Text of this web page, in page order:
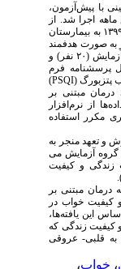
با پیش‌­آزمون،
اجرا شد. از
میان بیماران قلبی- عروقی که در سال ۱۴۰۰-۱۳۹۹ به بیمارستان­‌
مراجعه کرده بودند، ۴۰ نفر به صورت هدفمند
انتخاب شدند و به صورت تصادفی به دو گروه آزمایش (۲۰ نفر) و
پرسشنامه فرم
(
PSQI
)
۹۰ دقیقه­‌ای درمان مبتنی بر
از نرم­‌افزار
مکرر استفاده
تعهد منجر به
آزمایش می­‌
و کیفیت
مبتنی بر
خواب در
این یافته­‌ها،
زندگی که
قلبی- عروقی
خواب،